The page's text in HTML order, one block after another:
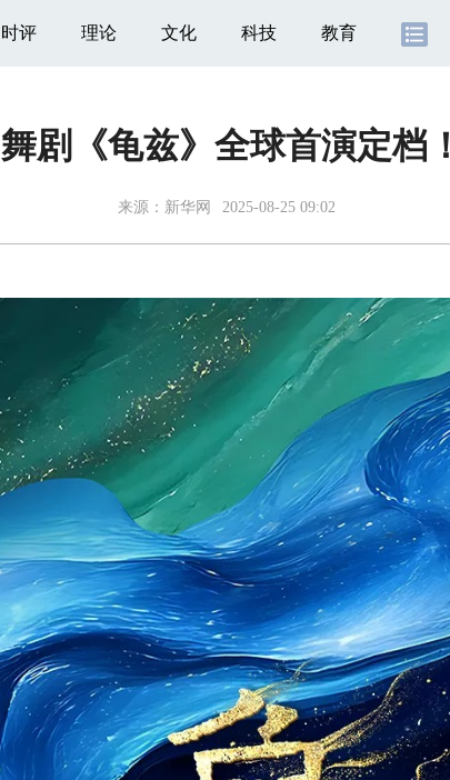
时评 理论 文化 科技 教育
舞剧《龟兹》全球首演定档！
来源：新华网 2025-08-25 09:02